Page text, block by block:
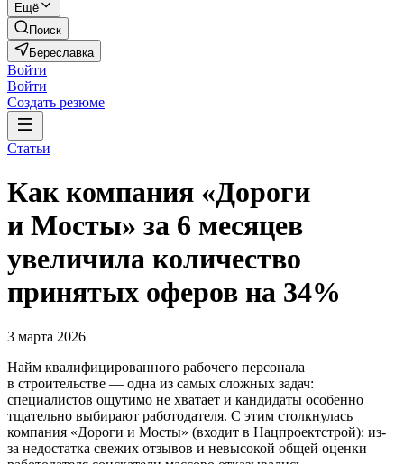
Ещё
Поиск
Береславка
Войти
Войти
Создать резюме
Статьи
Как компания «Дороги
и Мосты» за 6 месяцев
увеличила количество
принятых оферов на 34%
3 марта 2026
Найм квалифицированного рабочего персонала
в строительстве — одна из самых сложных задач:
специалистов ощутимо не хватает и кандидаты особенно
тщательно выбирают работодателя. С этим столкнулась
компания «Дороги и Мосты» (входит в Нацпроектстрой): из-
за недостатка свежих отзывов и невысокой общей оценки